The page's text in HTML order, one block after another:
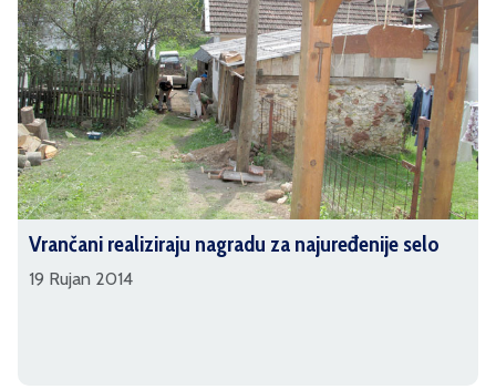
Vrančani realiziraju nagradu za najuređenije selo
19 Rujan 2014